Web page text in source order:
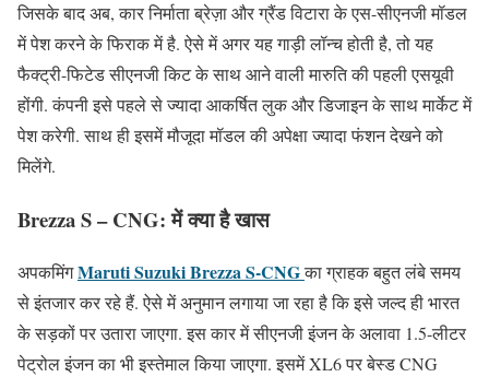
जिसके बाद अब, कार निर्माता ब्रेज़ा और ग्रैंड विटारा के एस-सीएनजी मॉडल
में पेश करने के फिराक में है. ऐसे में अगर यह गाड़ी लॉन्च होती है, तो यह
फैक्ट्री-फिटेड सीएनजी किट के साथ आने वाली मारुति की पहली एसयूवी
होंगी. कंपनी इसे पहले से ज्यादा आकर्षित लुक और डिजाइन के साथ मार्केट में
पेश करेगी. साथ ही इसमें मौजूदा मॉडल की अपेक्षा ज्यादा फंशन देखने को
मिलेंगे.
Brezza S – CNG: मेंक्या हैखास
अपकमिंगMaruti Suzuki Brezza S-CNGका ग्राहक बहुत लंबे समय
से इंतजार कर रहे हैं. ऐसे में अनुमान लगाया जा रहा है कि इसे जल्द ही भारत
के सड़कों पर उतारा जाएगा. इस कार में सीएनजी इंजन के अलावा 1.5-लीटर
पेट्रोल इंजन का भी इस्तेमाल किया जाएगा. इसमें XL6 पर बेस्ड CNG